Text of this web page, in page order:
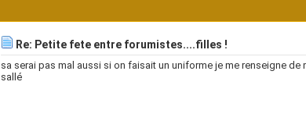
Re: Petite fete entre forumistes....filles !
sa serai pas mal aussi si on faisait un uniforme je me renseigne
sallé